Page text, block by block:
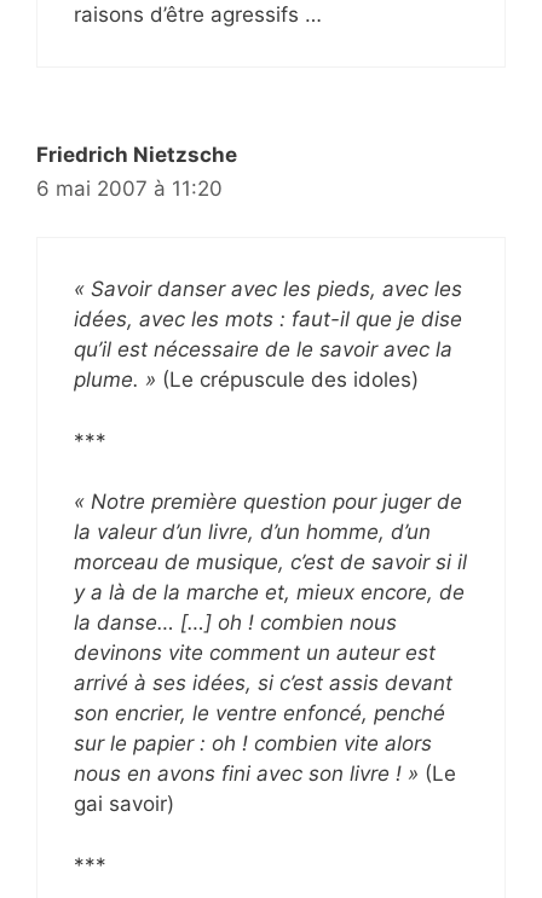
raisons d’être agressifs …
Friedrich Nietzsche
6 mai 2007 à 11:20
« Savoir danser avec les pieds, avec les
idées, avec les mots : faut-il que je dise
qu’il est nécessaire de le savoir avec la
plume. » (Le crépuscule des idoles)
***
« Notre première question pour juger de
la valeur d’un livre, d’un homme, d’un
morceau de musique, c’est de savoir si il
y a là de la marche et, mieux encore, de
la danse… […] oh ! combien nous
devinons vite comment un auteur est
arrivé à ses idées, si c’est assis devant
son encrier, le ventre enfoncé, penché
sur le papier : oh ! combien vite alors
nous en avons fini avec son livre ! » (Le
gai savoir)
***